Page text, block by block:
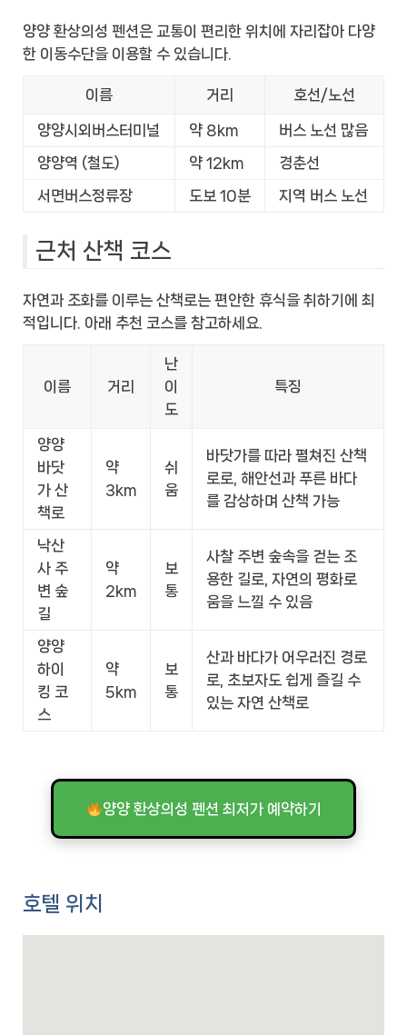
양양 환상의성 펜션은 교통이 편리한 위치에 자리잡아 다양
한 이동수단을 이용할 수 있습니다.
이름 거리 호선/노선
양양시외버스터미널 약 8km
버스 노선 많음
양양역 (철도)
약 12km
경춘선
서면버스정류장
도보 10분 지역 버스 노선
근처 산책 코스
자연과 조화를 이루는 산책로는 편안한 휴식을 취하기에 최
적입니다. 아래 추천 코스를 참고하세요.
이름 거리
난
이
도
특징
양양
바닷
가 산
책로
약
3km
쉬
움
바닷가를 따라 펼쳐진 산책
로로, 해안선과 푸른 바다
를 감상하며 산책 가능
낙산
사 주
변 숲
길
약
2km
보
통
사찰 주변 숲속을 걷는 조
용한 길로, 자연의 평화로
움을 느낄 수 있음
양양
하이
킹 코
스
약
5km
보
통
산과 바다가 어우러진 경로
로, 초보자도 쉽게 즐길 수
있는 자연 산책로
양양 환상의성 펜션 최저가 예약하기
호텔 위치